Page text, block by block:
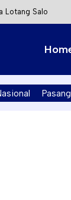
Lotang Salo
Ilegal